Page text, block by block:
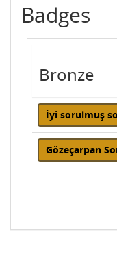
Badges
Bronze
İyi sorulmuş
Gözeçarpan